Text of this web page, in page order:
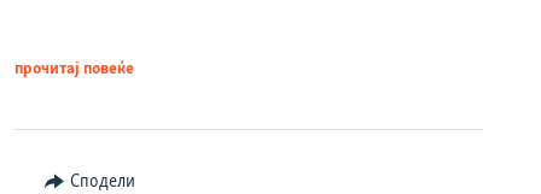
прочитај повеќе
Сподели